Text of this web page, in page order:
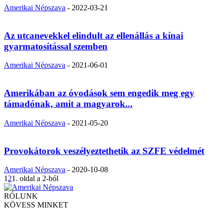
Amerikai Népszava - 2022-03-21
Az utcanevekkel elindult az ellenállás a kínai
gyarmatosítással szemben
Amerikai Népszava - 2021-06-01
Amerikában az óvodások sem engedik meg egy
támadónak, amit a magyarok...
Amerikai Népszava - 2021-05-20
Provokátorok veszélyeztethetik az SZFE védelmét
Amerikai Népszava - 2020-10-08
1 21. oldal a 2-ból
RÓLUNK
KÖVESS MINKET